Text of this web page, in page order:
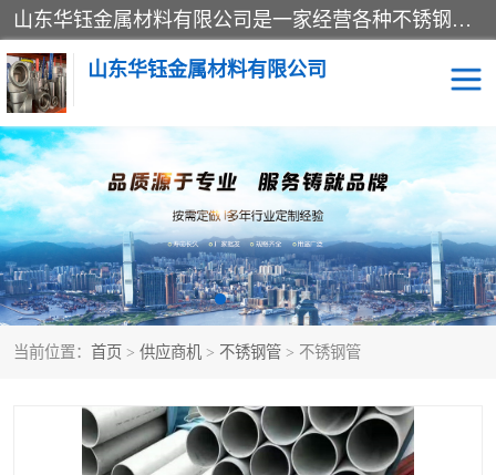
山东华钰金属材料有限公司是一家经营各种不锈钢管材、板材、圆钢、法兰、封头、型材等产品的公司；主营产品有：不锈钢管，激光切割，管件标准件，不锈钢圆钢，不锈钢人孔，不锈钢亮管，不锈钢角钢，不锈钢加工，不锈钢管子，不锈钢工业方管，不锈钢封头，不锈钢法兰，不锈钢阀门，不锈钢槽钢，不锈钢扁钢，不锈钢板等；可为客户制作各种规格的型材及不锈钢配件、非标准件及各种容器具等，能满足客户的不同采购要求。
山东华钰金属材料有限公司
当前位置： 首页 > 供应商机 > 不锈钢管 > 不锈钢管
不锈钢管 激光切割
管件标准件 不锈钢圆钢
不锈钢人孔 不锈钢亮管
不锈钢角钢 不锈钢加工
不锈钢板 不锈钢工业方管
不锈钢封头 不锈钢法兰